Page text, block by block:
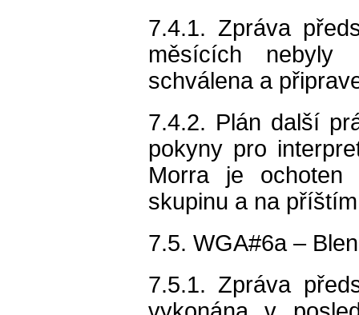
7.4.1. Zpráva
měsících nebyly
schválena a
7.4.2. Plán další
pokyny pro
Morra je ochoten
skupinu a na
7.5. WGA#6a –
7.5.1. Zpráva